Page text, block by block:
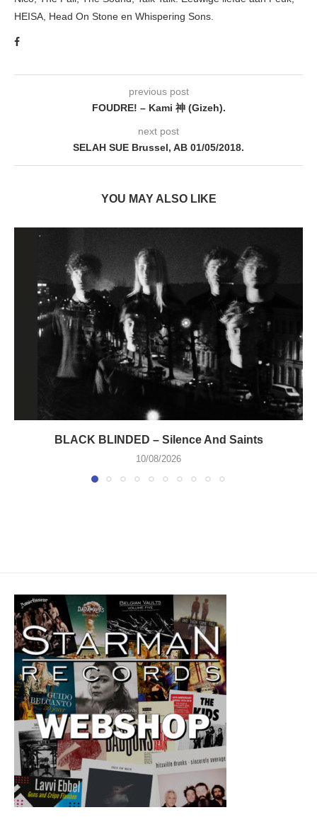
HEISA, Head On Stone en Whispering Sons.
previous post
FOUDRE! – Kami 神 (Gizeh).
next post
SELAH SUE Brussel, AB 01/05/2018.
YOU MAY ALSO LIKE
BLACK BLINDED – Silence And Saints
10/08/2026